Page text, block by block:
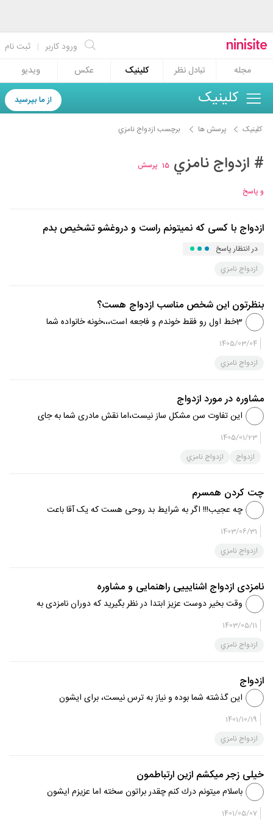
ثبت نام | ورود کاربر
مجله
تبادل نظر کلینیک عکس ویدیو
از ما بپرسید کلینیک
کلینیک پرسش ها برچسب ازدواج نامزي
# ازدواج نامزي 15 پرسش
و پاسخ
ازدواج با کسی که نمیتونم راست و دروغشو تشخیص بدم
در انتظار پاسخ
ازدواج نامزي
بنظرتون این شخص مناسب ازدواج هست؟
3خط اول رو فقط خوندم و فاجعه است،،،خونه خانواده شما
نمیاد ؟؟؟؟؟؟؟ به خانواده ات احترام نمی‌زاره به شما بزاره؟؟؟ در
حد فکر کردنم نیست چه برسه ازدواج خودتان تصمیم بگیرید اما
1405/03/04
ازدواج نامزي
مشاوره در مورد ازدواج
این تفاوت سن مشکل ساز نیست،اما نقش مادری شما به جای
خواهر توجه مرا جلب کرد،،برای شناخت نیاز به رفت و آمد
بیشتری هست
1405/01/23
ازدواج
ازدواج نامزي
چت کردن همسرم
چه عجیب!!! اگر به شرایط بد روحی هست که یک آقا باعت
میشه با جنس مخالف چت کنه. خانمها از همه لحاظ شرایط
بحرانی تر دارند و با کل دنیا باید چت کنند.. یکبار فرصت دادید..
1403/06/31
ازدواج نامزي
نامزدی ازدواج اشنایییی راهنمایی و مشاوره
وقت بخیر دوست عزیز ابتدا در نظر بگیرید که دوران نامزدی به
منظور شناخت از هم، شرایط و خانواده یکدیگر است برای این
است که شما شرایط طرف مقابل را به طور کامل ببینید و همینطور
1403/05/11
ازدواج نامزي
ازدواج
این گذشته شما بوده و نیاز به ترس نیست، برای ایشون
توضیحات لازم رو بدید و اطمینان بدید چیزی وجود ندارد،شما
گفتید خیانت نمیکنید،مگر در زمان عقد با ایشون رابطه داشتید؟
1401/10/19
ازدواج نامزي
خیلی زجر میکشم ازین ارتباطمون
باسلام ميتونم درك كنم چقدر براتون سخته اما عزيزم ايشون
همين ادم هست با همين ويژگي در طي اين دوسال هم تغيير
1401/05/07